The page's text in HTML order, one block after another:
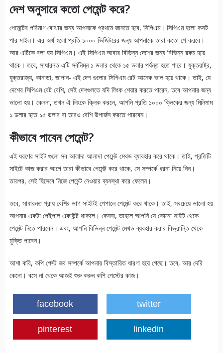
দেশ অনুসারে কতো পেমেন্ট করে?
পেমেন্টের পরিমাণ বোঝার জন্য আপনাকে প্রথমে জানতে হবে, সিপিএম। সিপিএম হলো কসট
পার মাইল। এর অর্থ হলো প্রতি ১০০০ ভিজিটরের জন্য আপনাকে তারা কতো পে করবে।
আর এটিকে বলা হয় সিপিএম। এই সিপিএম আবার বিভিন্ন দেশের জন্য বিভিন্ন রকম হয়ে
থাকে। তবে, সাধারনত এটি সর্বনিম্ন ১ ডলার থেকে ১৫ ডলার পর্যন্ত হতে পারে। যুক্তরাষ্ট্র,
যুক্তরাজ্য, কানাডা, জাপান- এই দেশ গুলোর সিপিএম রেট আনেক ভাল হয়ে থাকে। তাই, যে
দেশের সিপিএম রেট বেশি, সেই দেশগুলতে যদি লিংক শেয়ার করতে পারেন, তবে আপনার জন্য
ভালো হয়। কেননা, তখন ঐ লিংকে ক্লিক করলে, আপনি প্রতি ১০০০ ক্লিকের জন্য মিনিমাম
১ ডলার হতে ১৫ ডলার বা তারও বেশি উপার্জন করতে পারবেন।
কীভাবে পাবেন পেমেন্ট?
এই ধরণের সাইট গুলো সব আলাদা আলাদা পেমেন্ট মেথড ব্যাবহার করে থাকে। তাই, প্রতিটি
সাইটে কাজ করার আগে তারা কীভাবে পেমেন্ট করে থাকে, সে সম্পর্কে ধরনা নিয়ে নিন।
তারপর, সেই হিসেবে নিজে পেমেন্ট নেওয়ার ব্যবস্থা করে ফেলেন।
তবে, সাধারনত প্রায় বেশির ভাগ সাইটই পেপালে পেমেন্ট করে থাকে। তাই, সবচেয়ে ভালো হয়
আপনার একটা পেইপাল একাউন্ট থাকলে। কেননা, তাহলে আপনি যে কোনো সাইট থেকে
পেমেন্ট নিতে পারবেন। এবং, আপনি বিভিন্ন পেমেন্ট মেথড ব্যবহার করার বিভ্রান্তি থেকে
মুক্তি পাবেন।
আশা করি, কপি পেস্ট জব সম্পর্কে আপনার বিস্তারিত ধারণা হয়ে গেছে। তবে, আর দেরি
কেনো। বসে না থেকে আজই শুরু করুন কপি পেস্টের কাজ।
facebook twitter
pinterest linkedin